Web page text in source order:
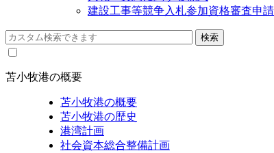
建設工事等競争入札参加資格審査申請
苫小牧港の概要
苫小牧港の概要
苫小牧港の歴史
港湾計画
社会資本総合整備計画